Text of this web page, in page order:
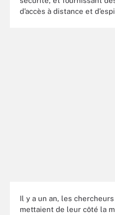
d’accès à distance et
Il y a un an, les
mettaient de leur côté la